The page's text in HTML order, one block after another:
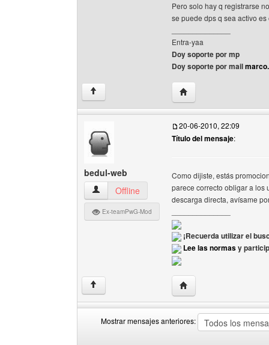
Pero solo hay q registrarse
se puede dps q sea activo es
Entra-yaa
Doy soporte por mp
Doy soporte por mail
↑ Visitar sitio web del
bedul-web
bedul-web Ver perfil del usuario
Offline
Ex-teamPwG-Mod
20-06-2010, 22:09
Título del mensaje:
Como dijiste, estás
parece correcto obligar a los
descarga directa, avísame
¡Recuerda utilizar el
Lee las normasy
↑ Visitar sitio web del
Mostrar mensajes anteriores: